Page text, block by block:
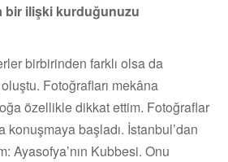
bir ilişki kurduğunuzu
birbirinden farklı olsa da
Fotoğrafları mekâna
özellikle dikkat ettim. Fotoğraflar
konuşmaya başladı. İstanbul’dan
Ayasofya’nın Kubbesi. Onu